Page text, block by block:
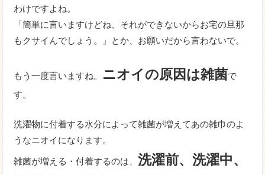
わけですよね。
「簡単に言いますけどね、それができないからお宅の旦那
もクサイんでしょう。」とか、お願いだから言わないで。
もう一度言いますね。 ニオイの原因は雑菌で
す。
洗濯物に付着する水分によって雑菌が増えてあの雑巾のよ
うなニオイになります。
雑菌が増える・付着するのは、 洗濯前、洗濯中、